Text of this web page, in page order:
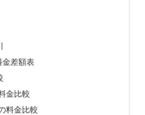
金差額表
金比較
料金比較